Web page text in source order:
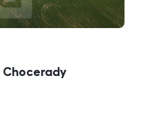
Chocerady